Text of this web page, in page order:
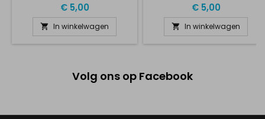
€ 5,00
 In winkelwagen
€ 5,00
 In winkelwagen
Volg ons op Facebook